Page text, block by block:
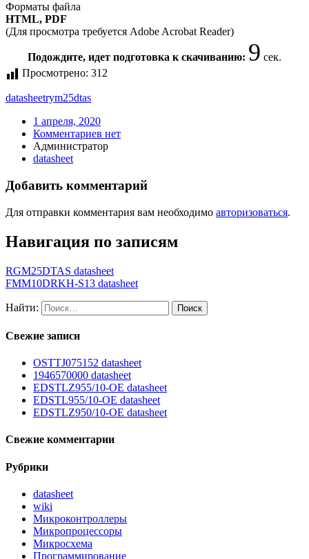
Форматы файла
HTML, PDF
(Для просмотра требуется Adobe Acrobat Reader)
Подождите, идет подготовка к скачиванию: 9 сек.
Просмотрено: 312
datasheetrym25dtas
1 апреля, 2020
Комментариев нет
Администратор
datasheet
Добавить комментарий
Для отправки комментария вам необходимо авторизоваться.
Навигация по записям
RGM25DTAS datasheet
FMM10DRKH-S13 datasheet
Найти:
Свежие записи
OSTTJ075152 datasheet
1946570000 datasheet
EDSTLZ955/10-OE datasheet
EDSTL955/10-OE datasheet
EDSTLZ950/10-OE datasheet
Свежие комментарии
Рубрики
datasheet
wiki
Микроконтроллеры
Микропроцессоры
Микросхема
Программирование